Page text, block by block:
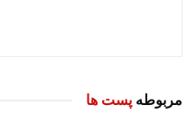
مربوطه پست ها